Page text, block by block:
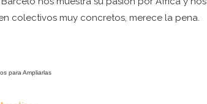
colectivos muy concretos, merece la pena.
para Ampliarlas